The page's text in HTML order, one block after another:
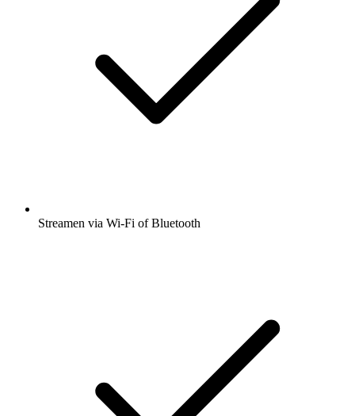
Streamen via Wi-Fi of Bluetooth